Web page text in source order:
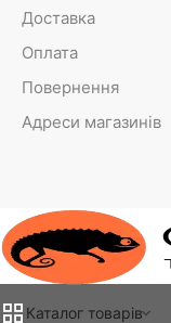
Доставка
Оплата
Повернення
Адреси магазинів
Каталог товарiв